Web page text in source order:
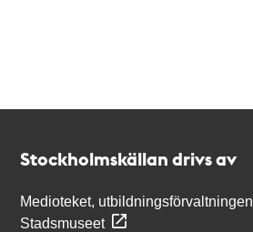
Stockholmskällan drivs av
Medioteket, utbildningsförvaltningen
Stadsmuseet